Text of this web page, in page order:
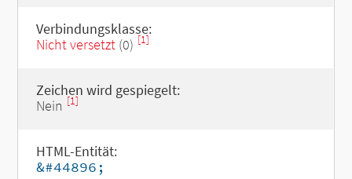
Verbindungsklasse:
Nicht versetzt(0) [1]
Zeichen wird gespiegelt:
Nein [1]
HTML-Entität:
&#44896;